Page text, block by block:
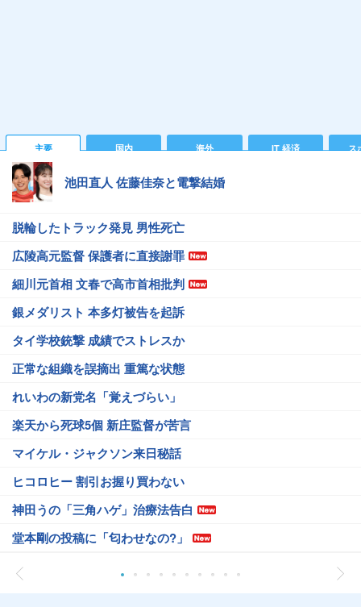
主要 国内 海外 IT 経済 ス
池田直人 佐藤佳奈と電撃結婚
脱輪したトラック発見 男性死亡
広陵高元監督 保護者に直接謝罪
細川元首相 文春で高市首相批判
銀メダリスト 本多灯被告を起訴
タイ学校銃撃 成績でストレスか
正常な組織を誤摘出 重篤な状態
れいわの新党名「覚えづらい」
楽天から死球5個 新庄監督が苦言
マイケル・ジャクソン来日秘話
ヒコロヒー 割引お握り買わない
神田うの「三角ハゲ」治療法告白
堂本剛の投稿に「匂わせなの?」